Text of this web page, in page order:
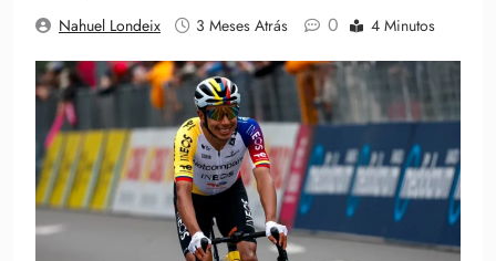
Nahuel Londeix 3 Meses Atrás 0 4 Minutos